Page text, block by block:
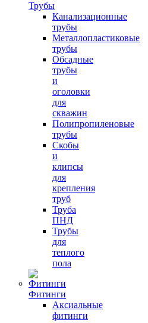
Трубы
Канализационные
трубы
Металлопластиковые
трубы
Обсадные
трубы
и
оголовки
для
скважин
Полипропиленовые
трубы
Скобы
и
клипсы
для
крепления
труб
Труба
ПНД
Трубы
для
теплого
пола
Фитинги
Аксиальные
фитинги